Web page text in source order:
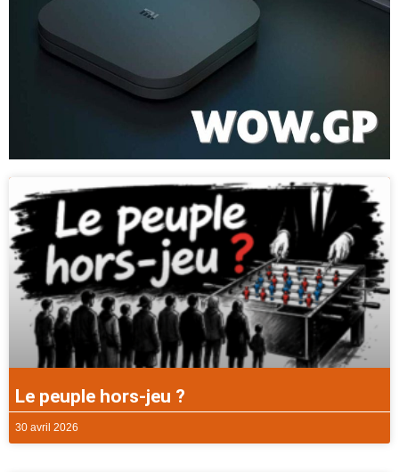
Le peuple hors-jeu ?
30 avril 2026